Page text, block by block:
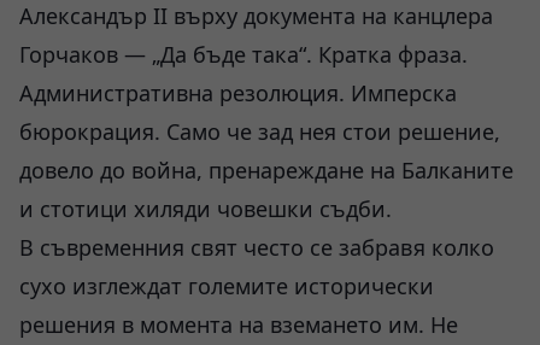
Александър II върху документа на канцлера
Горчаков — „Да бъде така“. Кратка фраза.
Административна резолюция. Имперска
бюрокрация. Само че зад нея стои решение,
довело до война, пренареждане на Балканите
и стотици хиляди човешки съдби.
В съвременния свят често се забравя колко
сухо изглеждат големите исторически
решения в момента на вземането им. Не